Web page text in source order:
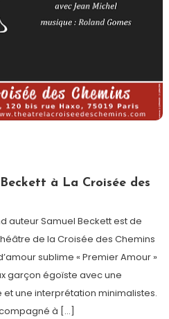
à La Croisée des
auteur Samuel Beckett est de
de la Croisée des Chemins
sublime « Premier Amour »
garçon égoïste avec une
une interprétation minimalistes.
à […]